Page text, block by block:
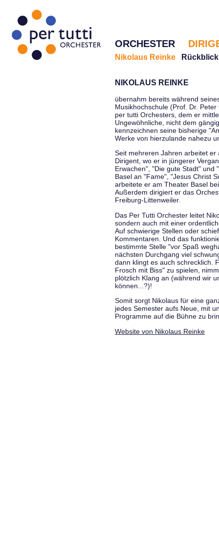
ORCHESTER
Nikolaus Reinke Rückblick
NIKOLAUS REINKE
übernahm bereits während
Musikhochschule (Prof. Dr.
per tutti Orchesters, dem er
Ungewöhnliche, nicht dem
kennzeichnen seine bisherige
Werke von hierzulande nahezu
Seit mehreren Jahren arbeitet
Dirigent, wo er in jüngerer
Erwachen", "Die gute Stadt" und
Basel an "Fame", "Jesus Christ
arbeitete er am Theater Basel
Außerdem dirigiert er das
Freiburg-Littenweiler.
Das Per Tutti Orchester leitet
sondern auch mit einer
Auf schwierige Stellen oder
Kommentaren. Und das
bestimmte Stelle "vor Spaß
nächsten Durchgang viel
dann klingt es auch schrecklich.
Frosch mit Biss" zu spielen,
plötzlich Klang an (während wir
können...?)!
Somit sorgt Nikolaus für eine
jedes Semester aufs Neue, mit
Programme auf die Bühne zu
Website von Nikolaus Reinke